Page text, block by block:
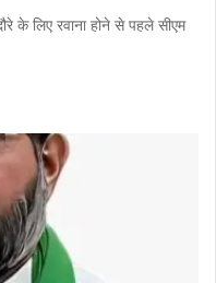
के लिए रवाना होने से पहले सीएम